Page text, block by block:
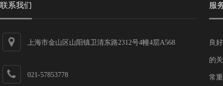
联系我们
上海市金山区山阳镇卫清东路2312号4幢4层A568
021-57853778
服
良
的
常